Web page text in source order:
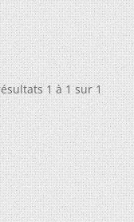
1 à 1 sur 1